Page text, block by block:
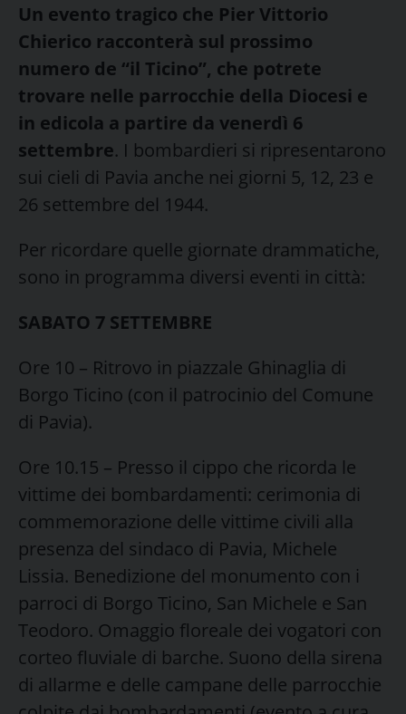
Un evento tragico che Pier Vittorio
Chierico racconterà sul prossimo
numero de “il Ticino”, che potrete
trovare nelle parrocchie della Diocesi e
in edicola a partire da venerdì 6
settembre. I bombardieri si ripresentarono
sui cieli di Pavia anche nei giorni 5, 12, 23 e
26 settembre del 1944.
Per ricordare quelle giornate drammatiche,
sono in programma diversi eventi in città:
SABATO 7 SETTEMBRE
Ore 10 – Ritrovo in piazzale Ghinaglia di
Borgo Ticino (con il patrocinio del Comune
di Pavia).
Ore 10.15 – Presso il cippo che ricorda le
vittime dei bombardamenti: cerimonia di
commemorazione delle vittime civili alla
presenza del sindaco di Pavia, Michele
Lissia. Benedizione del monumento con i
parroci di Borgo Ticino, San Michele e San
Teodoro. Omaggio floreale dei vogatori con
corteo fluviale di barche. Suono della sirena
di allarme e delle campane delle parrocchie